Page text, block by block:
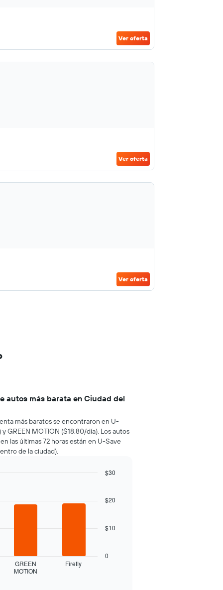
Ver oferta
Ver oferta
Ver oferta
autos más barata en Ciudad del
más baratos se encontraron en U-
GREEN MOTION ($18,80/día). Los autos
las últimas 72 horas están en U-Save
de la ciudad).
GREEN
MOTION
Firefly
0
$10
$20
$30